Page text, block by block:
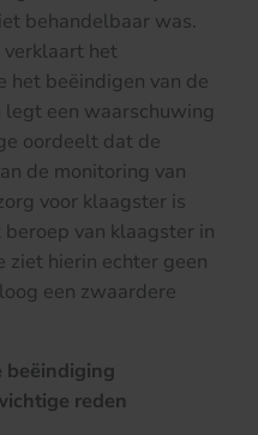
behandelbaar was.
verklaart het
het beëindigen van de
een waarschuwing
oordeelt dat de
de monitoring van
voor klaagster is
van klaagster in
ziet hierin echter geen
een zwaardere
beëindiging
reden